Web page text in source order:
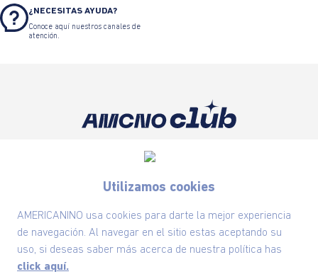
Utilizamos cookies
AMERICANINO usa cookies para darte la mejor experiencia
de navegación. Al navegar en el sitio estas aceptando su
uso, si deseas saber más acerca de nuestra política has
click aquí.
¿NECESITAS AYUDA?
Conoce aquí nuestros canales de
atención.
las ofertas exclusivas y lo último en moda
SUSCRÍBETE AHORA
Nuestra Marca